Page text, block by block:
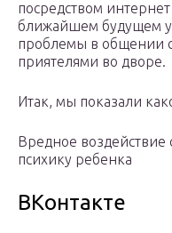
посредством
ближайшем будущем у
проблемы в общении
приятелями во дворе.
Итак, мы показали
Вредное воздействие
психику ребенка
ВКонтакте